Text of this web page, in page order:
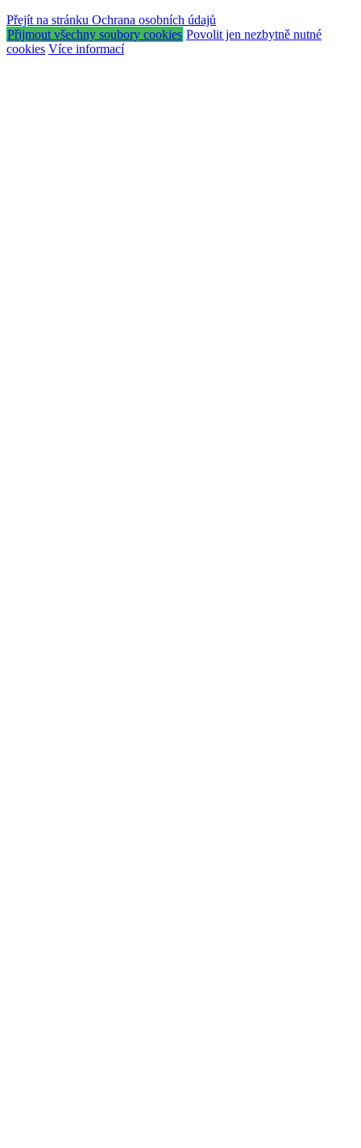
Přejít na stránku Ochrana osobních údajů
Přijmout všechny soubory cookies Povolit jen nezbytně nutné
cookies Více informací